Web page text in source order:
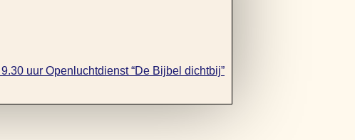
uur Openluchtdienst “De Bijbel dichtbij”